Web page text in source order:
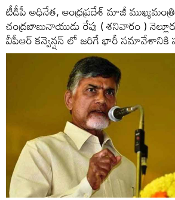
టీడీపీ అధినేత, ఆంధ్రప్రదేశ్ మాజీ
చంద్రబాబునాయుడు రేపు ( శనివారం )
వీపీఆర్ కన్వెన్షన్ లో జరిగే భారీ సమావేశానికి